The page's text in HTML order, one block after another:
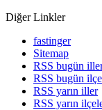
Diğer Linkler
fastinger
Sitemap
RSS bugün
RSS bugün
RSS yarın iller
RSS yarın